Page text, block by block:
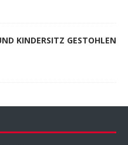
KINDERSITZ GESTOHLEN